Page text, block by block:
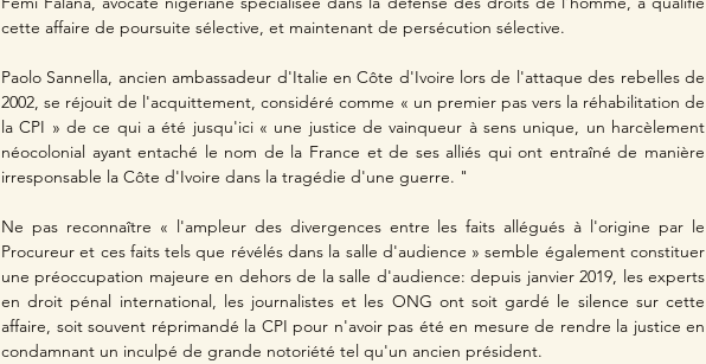
cette affaire de poursuite sélective, et maintenant de persécution sélective.
Paolo Sannella, ancien ambassadeur d'Italie en Côte d'Ivoire lors de l'attaque des rebelles de
2002, se réjouit de l'acquittement, considéré comme « un premier pas vers la réhabilitation de
la CPI » de ce qui a été jusqu'ici « une justice de vainqueur à sens unique, un harcèlement
néocolonial ayant entaché le nom de la France et de ses alliés qui ont entraîné de manière
irresponsable la Côte d'Ivoire dans la tragédie d'une guerre. "
Ne pas reconnaître « l'ampleur des divergences entre les faits allégués à l'origine par le
Procureur et ces faits tels que révélés dans la salle d'audience » semble également constituer
une préoccupation majeure en dehors de la salle d'audience: depuis janvier 2019, les experts
en droit pénal international, les journalistes et les ONG ont soit gardé le silence sur cette
affaire, soit souvent réprimandé la CPI pour n'avoir pas été en mesure de rendre la justice en
condamnant un inculpé de grande notoriété tel qu'un ancien président.